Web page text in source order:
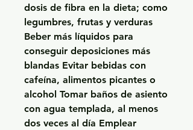
dosis de fibra en la dieta; como
legumbres, frutas y verduras
Beber más líquidos para
conseguir deposiciones más
blandas Evitar bebidas con
cafeína, alimentos picantes o
alcohol Tomar baños de asiento
con agua templada, al menos
dos veces al día Emplear